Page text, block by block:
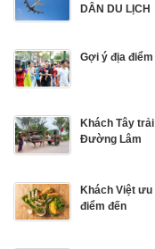
DÂN DU LỊCH
Gợi ý địa điểm
Khách Tây
Đường Lâm
Khách Việt
điểm đến